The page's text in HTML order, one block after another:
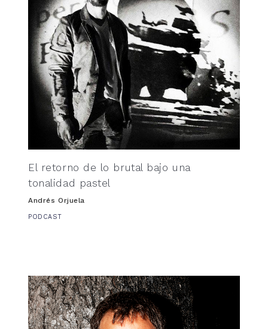
El retorno de lo brutal bajo una
tonalidad pastel
Andrés Orjuela
PODCAST